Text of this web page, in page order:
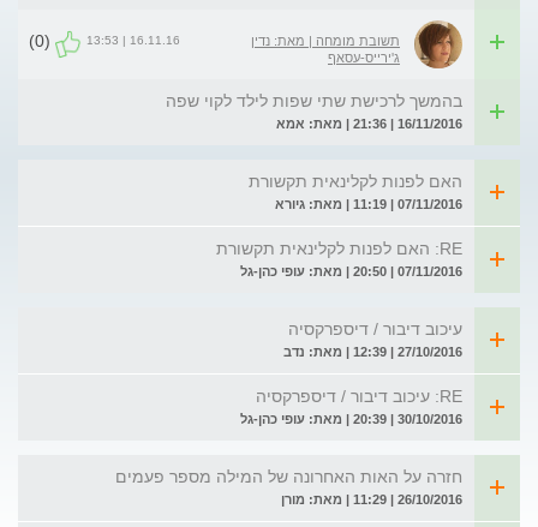
תשובת מומחה | מאת: נדין
ג'ירייס-עסאף
16.11.16 | 13:53
(0)
בהמשך לרכישת שתי שפות לילד לקוי שפה
16/11/2016 | 21:36 | מאת: אמא
האם לפנות לקלינאית תקשורת
07/11/2016 | 11:19 | מאת: גיורא
RE: האם לפנות לקלינאית תקשורת
07/11/2016 | 20:50 | מאת: עופי כהן-גל
עיכוב דיבור / דיספרקסיה
27/10/2016 | 12:39 | מאת: נדב
RE: עיכוב דיבור / דיספרקסיה
30/10/2016 | 20:39 | מאת: עופי כהן-גל
חזרה על האות האחרונה של המילה מספר פעמים
26/10/2016 | 11:29 | מאת: מורן